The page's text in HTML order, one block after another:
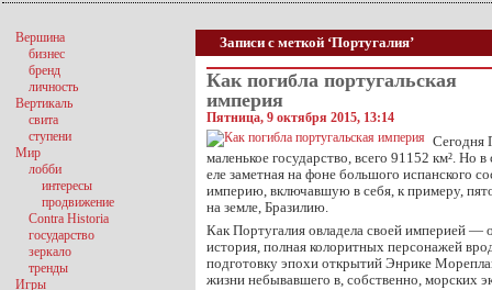
Записи с меткой ‘Португалия’
Как погибла португальская
империя
Пятница, 9 октября 2015, 13:14
Сегодня
маленькое государство, всего 91152 км². Но
еле заметная на фоне большого испанского
империю, включавшую в себя, к примеру,
на земле, Бразилию.
Как Португалия овладела своей империей —
история, полная колоритных персонажей
подготовку эпохи открытий Энрике
жизни небывавшего в, собственно, морских
Вершина
бизнес
бренд
личность
Вертикаль
свита
ступени
Мир
лобби
интересы
продвижение
Contra Historia
государство
зеркало
тренды
Игры